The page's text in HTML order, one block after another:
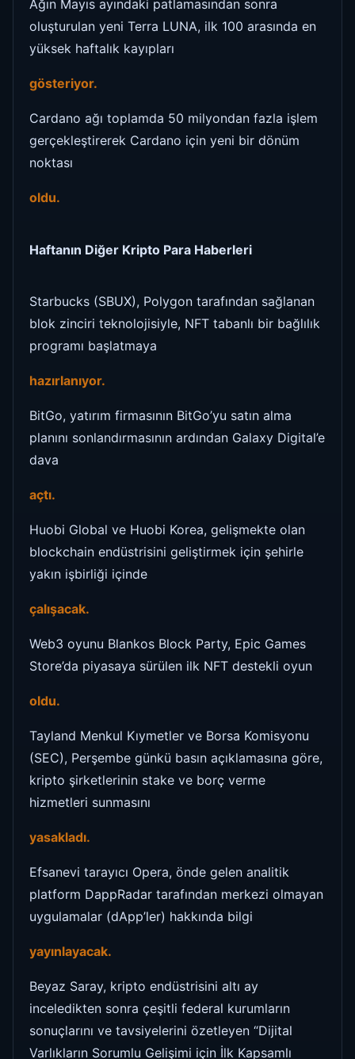
Ağın Mayıs ayındaki patlamasından sonra
oluşturulan yeni Terra LUNA, ilk 100 arasında en
yüksek haftalık kayıpları
gösteriyor.
Cardano ağı toplamda 50 milyondan fazla işlem
gerçekleştirerek Cardano için yeni bir dönüm
noktası
oldu.
Haftanın Diğer Kripto Para Haberleri
Starbucks (SBUX), Polygon tarafından sağlanan
blok zinciri teknolojisiyle, NFT tabanlı bir bağlılık
programı başlatmaya
hazırlanıyor.
BitGo, yatırım firmasının BitGo’yu satın alma
planını sonlandırmasının ardından Galaxy Digital’e
dava
açtı.
Huobi Global ve Huobi Korea, gelişmekte olan
blockchain endüstrisini geliştirmek için şehirle
yakın işbirliği içinde
çalışacak.
Web3 oyunu Blankos Block Party, Epic Games
Store’da piyasaya sürülen ilk NFT destekli oyun
oldu.
Tayland Menkul Kıymetler ve Borsa Komisyonu
(SEC), Perşembe günkü basın açıklamasına göre,
kripto şirketlerinin stake ve borç verme
hizmetleri sunmasını
yasakladı.
Efsanevi tarayıcı Opera, önde gelen analitik
platform DappRadar tarafından merkezi olmayan
uygulamalar (dApp’ler) hakkında bilgi
yayınlayacak.
Beyaz Saray, kripto endüstrisini altı ay
inceledikten sonra çeşitli federal kurumların
sonuçlarını ve tavsiyelerini özetleyen “Dijital
Varlıkların Sorumlu Gelişimi için İlk Kapsamlı